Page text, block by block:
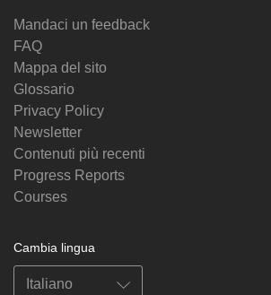
Mandaci un feedback
FAQ
Mappa del sito
Glossario
Privacy Policy
Newsletter
Contenuti più recenti
Progress Reports
Courses
Cambia lingua